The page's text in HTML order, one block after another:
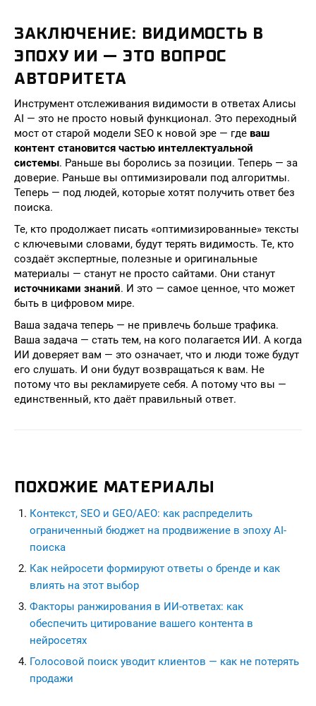
ЗАКЛЮЧЕНИЕ: ВИДИМОСТЬ В
ЭПОХУ ИИ — ЭТО ВОПРОС
АВТОРИТЕТА
Инструмент отслеживания видимости в ответах Алисы
AI — это не просто новый функционал. Это переходный
мост от старой модели SEO к новой эре — где ваш
контент становится частью интеллектуальной
системы. Раньше вы боролись за позиции. Теперь — за
доверие. Раньше вы оптимизировали под алгоритмы.
Теперь — под людей, которые хотят получить ответ без
поиска.
Те, кто продолжает писать «оптимизированные» тексты
с ключевыми словами, будут терять видимость. Те, кто
создаёт экспертные, полезные и оригинальные
материалы — станут не просто сайтами. Они станут
источниками знаний. И это — самое ценное, что может
быть в цифровом мире.
Ваша задача теперь — не привлечь больше трафика.
Ваша задача — стать тем, на кого полагается ИИ. А когда
ИИ доверяет вам — это означает, что и люди тоже будут
его слушать. И они будут возвращаться к вам. Не
потому что вы рекламируете себя. А потому что вы —
единственный, кто даёт правильный ответ.
ПОХОЖИЕ МАТЕРИАЛЫ
Контекст, SEO и GEO/AEO: как распределить
ограниченный бюджет на продвижение в эпоху AI-
поиска
Как нейросети формируют ответы о бренде и как
влиять на этот выбор
Факторы ранжирования в ИИ-ответах: как
обеспечить цитирование вашего контента в
нейросетях
Голосовой поиск уводит клиентов — как не потерять
продажи